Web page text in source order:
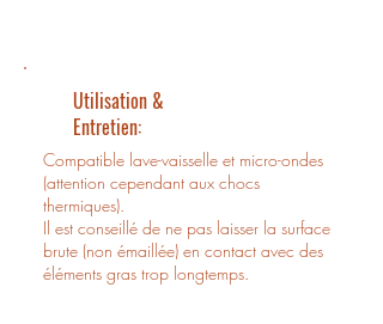
Utilisation &
Entretien:
Compatible lave-vaisselle et micro-ondes
(attention cependant aux chocs
thermiques).
Il est conseillé de ne pas laisser la surface
brute (non émaillée) en contact avec des
éléments gras trop longtemps.